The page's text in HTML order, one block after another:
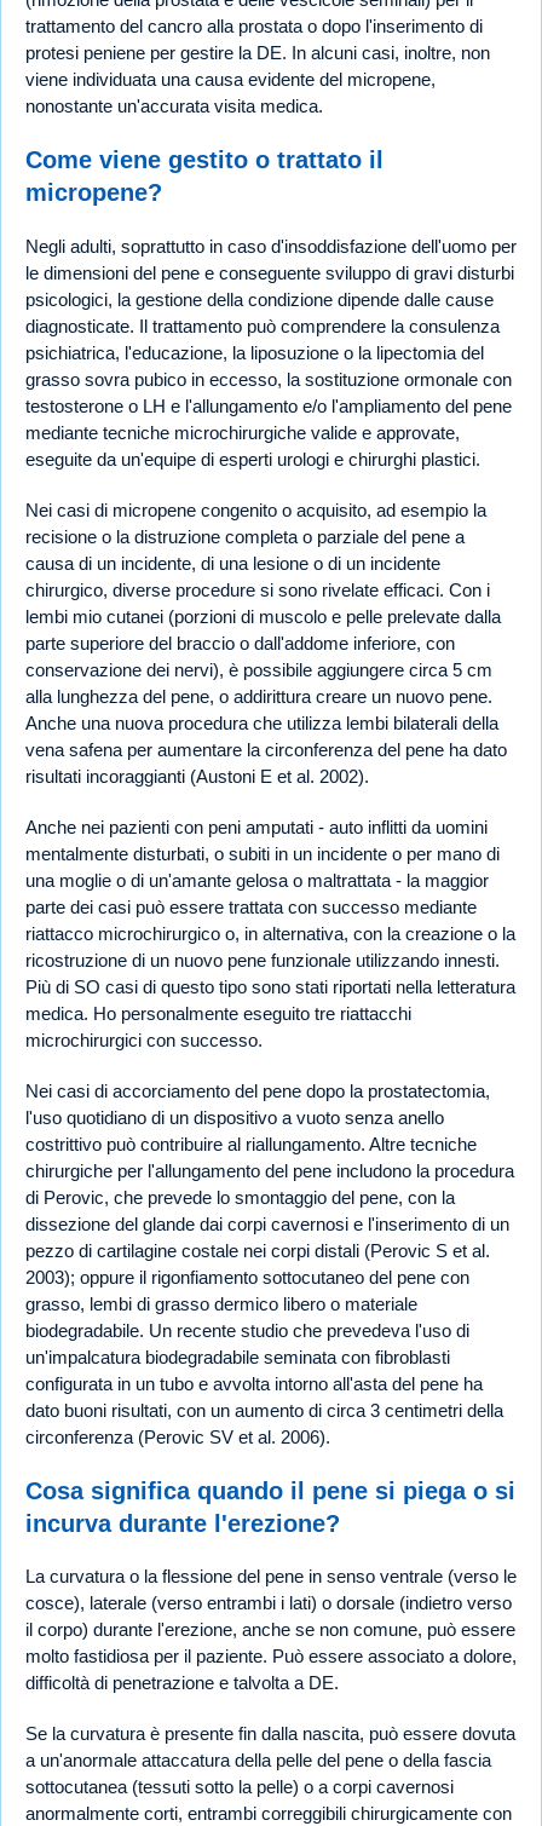
trattamento del cancro alla prostata o dopo l'inserimento di
protesi peniene per gestire la DE. In alcuni casi, inoltre, non
viene individuata una causa evidente del micropene,
nonostante un'accurata visita medica.
Come viene gestito o trattato il
micropene?
Negli adulti, soprattutto in caso d'insoddisfazione dell'uomo per
le dimensioni del pene e conseguente sviluppo di gravi disturbi
psicologici, la gestione della condizione dipende dalle cause
diagnosticate. Il trattamento può comprendere la consulenza
psichiatrica, l'educazione, la liposuzione o la lipectomia del
grasso sovra pubico in eccesso, la sostituzione ormonale con
testosterone o LH e l'allungamento e/o l'ampliamento del pene
mediante tecniche microchirurgiche valide e approvate,
eseguite da un'equipe di esperti urologi e chirurghi plastici.
Nei casi di micropene congenito o acquisito, ad esempio la
recisione o la distruzione completa o parziale del pene a
causa di un incidente, di una lesione o di un incidente
chirurgico, diverse procedure si sono rivelate efficaci. Con i
lembi mio cutanei (porzioni di muscolo e pelle prelevate dalla
parte superiore del braccio o dall'addome inferiore, con
conservazione dei nervi), è possibile aggiungere circa 5 cm
alla lunghezza del pene, o addirittura creare un nuovo pene.
Anche una nuova procedura che utilizza lembi bilaterali della
vena safena per aumentare la circonferenza del pene ha dato
risultati incoraggianti (Austoni E et al. 2002).
Anche nei pazienti con peni amputati - auto inflitti da uomini
mentalmente disturbati, o subiti in un incidente o per mano di
una moglie o di un'amante gelosa o maltrattata - la maggior
parte dei casi può essere trattata con successo mediante
riattacco microchirurgico o, in alternativa, con la creazione o la
ricostruzione di un nuovo pene funzionale utilizzando innesti.
Più di SO casi di questo tipo sono stati riportati nella letteratura
medica. Ho personalmente eseguito tre riattacchi
microchirurgici con successo.
Nei casi di accorciamento del pene dopo la prostatectomia,
l'uso quotidiano di un dispositivo a vuoto senza anello
costrittivo può contribuire al riallungamento. Altre tecniche
chirurgiche per l'allungamento del pene includono la procedura
di Perovic, che prevede lo smontaggio del pene, con la
dissezione del glande dai corpi cavernosi e l'inserimento di un
pezzo di cartilagine costale nei corpi distali (Perovic S et al.
2003); oppure il rigonfiamento sottocutaneo del pene con
grasso, lembi di grasso dermico libero o materiale
biodegradabile. Un recente studio che prevedeva l'uso di
un'impalcatura biodegradabile seminata con fibroblasti
configurata in un tubo e avvolta intorno all'asta del pene ha
dato buoni risultati, con un aumento di circa 3 centimetri della
circonferenza (Perovic SV et al. 2006).
Cosa significa quando il pene si piega o si
incurva durante l'erezione?
La curvatura o la flessione del pene in senso ventrale (verso le
cosce), laterale (verso entrambi i lati) o dorsale (indietro verso
il corpo) durante l'erezione, anche se non comune, può essere
molto fastidiosa per il paziente. Può essere associato a dolore,
difficoltà di penetrazione e talvolta a DE.
Se la curvatura è presente fin dalla nascita, può essere dovuta
a un'anormale attaccatura della pelle del pene o della fascia
sottocutanea (tessuti sotto la pelle) o a corpi cavernosi
anormalmente corti, entrambi correggibili chirurgicamente con